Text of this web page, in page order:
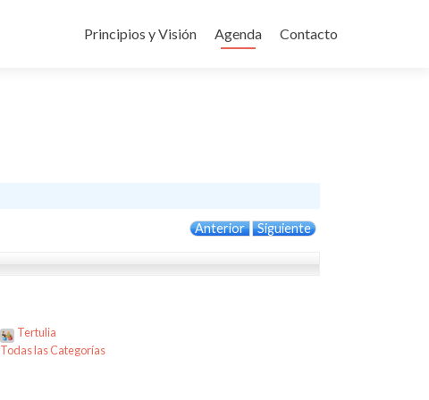
al
Principios y Visión Agenda Contacto
Anterior Siguiente
Tertulia
Todas las Categorías